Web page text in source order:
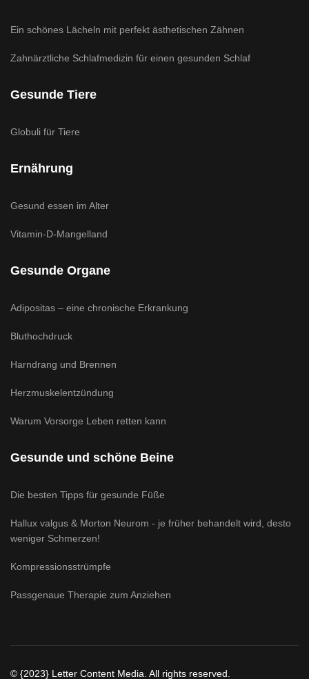
Ein schönes Lächeln mit perfekt ästhetischen Zähnen
Zahnärztliche Schlafmedizin für einen gesunden Schlaf
Gesunde Tiere
Globuli für Tiere
Ernährung
Gesund essen im Alter
Vitamin-D-Mangelland
Gesunde Organe
Adipositas – eine chronische Erkrankung
Bluthochdruck
Harndrang und Brennen
Herzmuskelentzündung
Warum Vorsorge Leben retten kann
Gesunde und schöne Beine
Die besten Tipps für gesunde Füße
Hallux valgus & Morton Neurom - je früher behandelt wird, desto
weniger Schmerzen!
Kompressionsstrümpfe
Passgenaue Therapie zum Anziehen
© {2023} Letter Content Media. All rights reserved.